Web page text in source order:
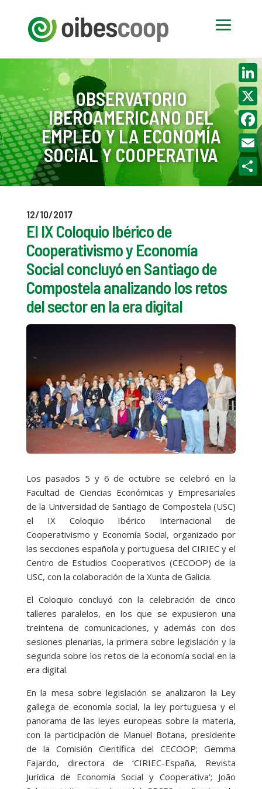
OBSERVATORIO
IBEROAMERICANO DEL
EMPLEO Y LA ECONOMÍA
SOCIAL Y COOPERATIVA
12/10/2017
El IX Coloquio Ibérico de
Cooperativismo y Economía
Social concluyó en Santiago de
Compostela analizando los retos
del sector en la era digital
Los pasados 5 y 6 de octubre se celebró en la
Facultad de Ciencias Económicas y Empresariales
de la Universidad de Santiago de Compostela (USC)
el IX Coloquio Ibérico Internacional de
Cooperativismo y Economía Social, organizado por
las secciones española y portuguesa del CIRIEC y el
Centro de Estudios Cooperativos (CECOOP) de la
USC, con la colaboración de la Xunta de Galicia.
El Coloquio concluyó con la celebración de cinco
talleres paralelos, en los que se expusieron una
treintena de comunicaciones, y además con dos
sesiones plenarias, la primera sobre legislación y la
segunda sobre los retos de la economía social en la
era digital.
En la mesa sobre legislación se analizaron la Ley
gallega de economía social, la ley portuguesa y el
panorama de las leyes europeas sobre la materia,
con la participación de Manuel Botana, presidente
de la Comisión Científica del CECOOP; Gemma
Fajardo, directora de ‘CIRIEC-España, Revista
Jurídica de Economía Social y Cooperativa’; João
X
Email